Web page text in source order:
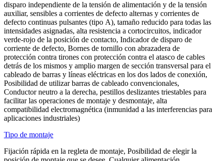
disparo independiente de la tensión de alimentación y de la tensión
auxiliar, sensibles a corrientes de defecto alternas y corrientes de
defecto continuas pulsantes (tipo A), tamaño reducido para todas las
intensidades asignadas, alta resistencia a cortocircuitos, indicador
verde-rojo de la posición de contacto, Indicador de disparo de
corriente de defecto, Bornes de tornillo con abrazadera de
protección contra tirones con protección contra el atasco de cables
detrás de los mismos y amplio margen de sección transversal para el
cableado de barras y líneas eléctricas en los dos lados de conexión,
Posibilidad de utilizar barras de cableado convencionales,
Conductor neutro a la derecha, pestillos deslizantes triestables para
facilitar las operaciones de montaje y desmontaje, alta
compatibilidad electromagnética (inmunidad a las interferencias para
aplicaciones industriales)
Tipo de montaje
Fijación rápida en la regleta de montaje, Posibilidad de elegir la